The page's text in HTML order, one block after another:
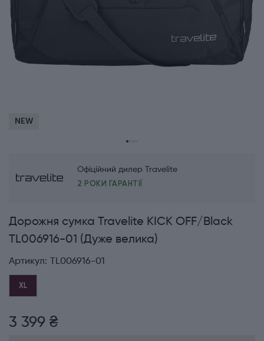
NEW
Офіційний дилер Travelite
2 РОКИ ГАРАНТІЇ
Дорожня сумка Travelite KICK OFF/Black
TL006916-01 (Дуже велика)
Артикул: TL006916-01
XL
3 399 ₴